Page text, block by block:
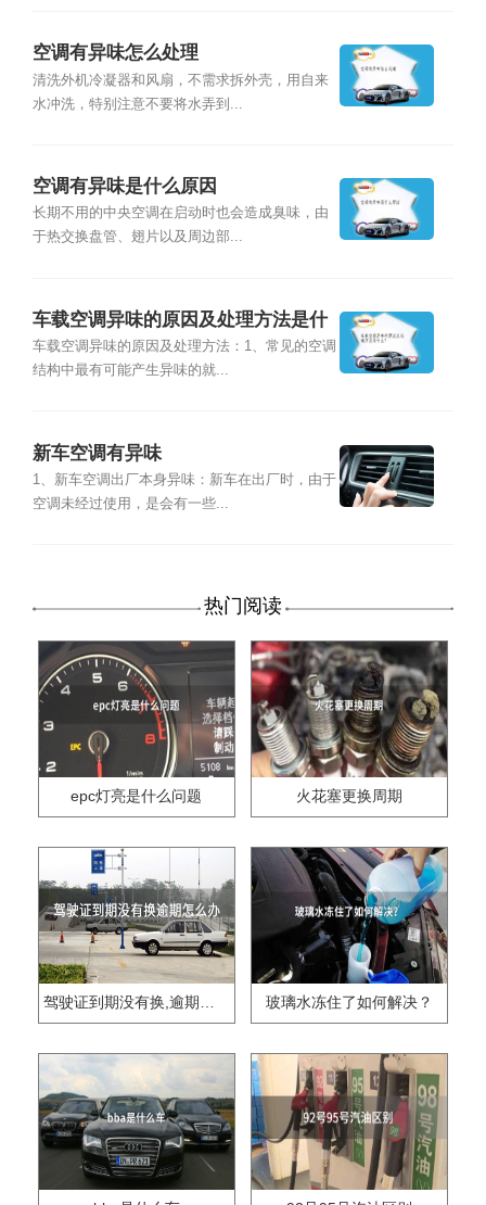
空调有异味怎么处理
清洗外机冷凝器和风扇，不需求拆外壳，用自来
水冲洗，特别注意不要将水弄到...
空调有异味是什么原因
长期不用的中央空调在启动时也会造成臭味，由
于热交换盘管、翅片以及周边部...
车载空调异味的原因及处理方法是什
么?
车载空调异味的原因及处理方法：1、常见的空调
结构中最有可能产生异味的就...
新车空调有异味
1、新车空调出厂本身异味：新车在出厂时，由于
空调未经过使用，是会有一些...
热门阅读
epc灯亮是什么问题 火花塞更换周期
驾驶证到期没有换,逾期怎么办?? 玻璃水冻住了如何解决？